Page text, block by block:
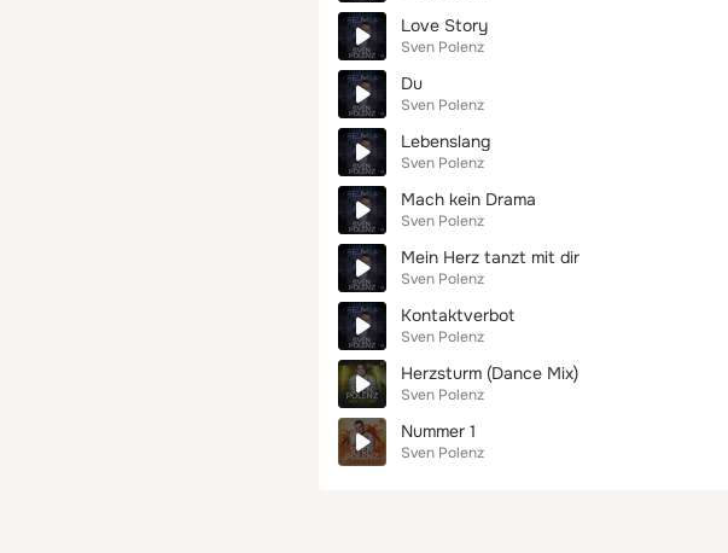
Love Story
Sven Polenz
Du
Sven Polenz
Lebenslang
Sven Polenz
Mach kein Drama
Sven Polenz
Mein Herz tanzt mit dir
Sven Polenz
Kontaktverbot
Sven Polenz
Herzsturm (Dance Mix)
Sven Polenz
Nummer 1
Sven Polenz